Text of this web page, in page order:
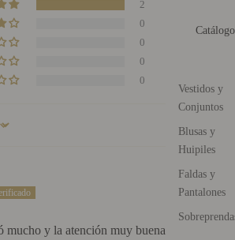
Catálogo
Vestidos y
Conjuntos
Blusas y
Huipiles
Faldas y
Pantalones
2
0
0
0
0
mucho y la atención muy buena también